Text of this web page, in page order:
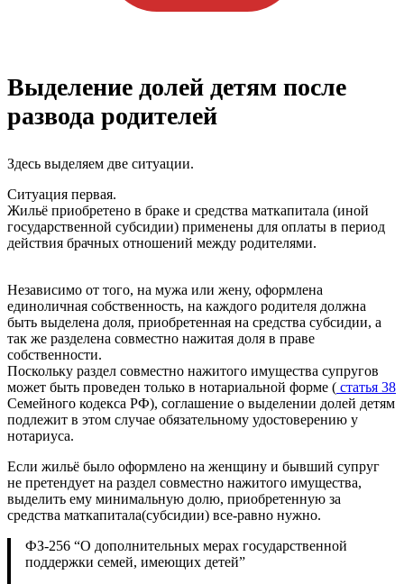
Выделение долей детям после
развода родителей
Здесь выделяем две ситуации.
Ситуация первая.
Жильё приобретено в браке и средства маткапитала (иной
государственной субсидии) применены для оплаты в период
действия брачных отношений между родителями.
Независимо от того, на мужа или жену, оформлена
единоличная собственность, на каждого родителя должна
быть выделена доля, приобретенная на средства субсидии, а
так же разделена совместно нажитая доля в праве
собственности.
Поскольку раздел совместно нажитого имущества супругов
может быть проведен только в нотариальной форме ( статья 38
Семейного кодекса РФ), соглашение о выделении долей детям
подлежит в этом случае обязательному удостоверению у
нотариуса.
Если жильё было оформлено на женщину и бывший супруг
не претендует на раздел совместно нажитого имущества,
выделить ему минимальную долю, приобретенную за
средства маткапитала(субсидии) все-равно нужно.
ФЗ-256 “О дополнительных мерах государственной
поддержки семей, имеющих детей”